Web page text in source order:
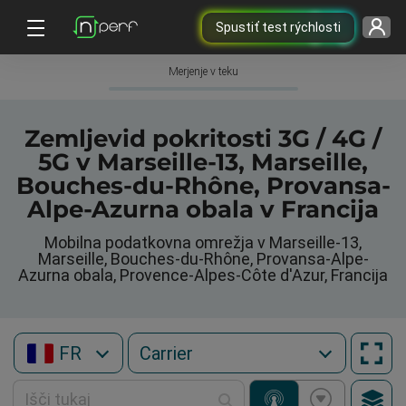
Spustiť test rýchlosti
Merjenje v teku
Zemljevid pokritosti 3G / 4G /
5G v Marseille-13, Marseille,
Bouches-du-Rhône, Provansa-
Alpe-Azurna obala v Francija
Mobilna podatkovna omrežja v Marseille-13,
Marseille, Bouches-du-Rhône, Provansa-Alpe-
Azurna obala, Provence-Alpes-Côte d'Azur, Francija
FR